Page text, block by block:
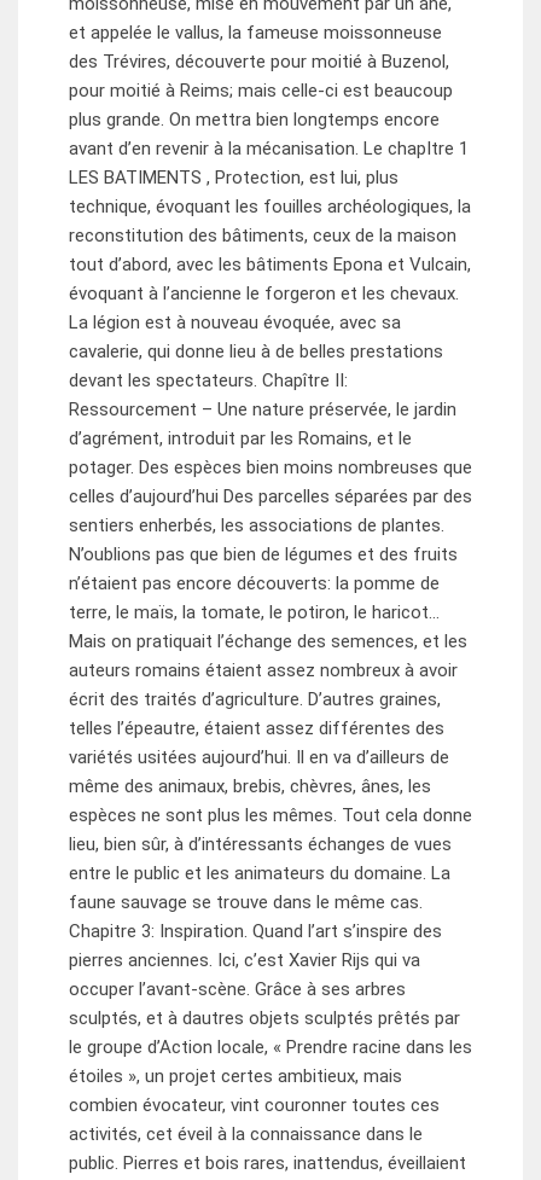
et appelée le vallus, la fameuse moissonneuse
des Trévires, découverte pour moitié à Buzenol,
pour moitié à Reims; mais celle-ci est beaucoup
plus grande. On mettra bien longtemps encore
avant d’en revenir à la mécanisation. Le chapItre 1
LES BATIMENTS , Protection, est lui, plus
technique, évoquant les fouilles archéologiques, la
reconstitution des bâtiments, ceux de la maison
tout d’abord, avec les bâtiments Epona et Vulcain,
évoquant à l’ancienne le forgeron et les chevaux.
La légion est à nouveau évoquée, avec sa
cavalerie, qui donne lieu à de belles prestations
devant les spectateurs. Chapître II:
Ressourcement – Une nature préservée, le jardin
d’agrément, introduit par les Romains, et le
potager. Des espèces bien moins nombreuses que
celles d’aujourd’hui Des parcelles séparées par des
sentiers enherbés, les associations de plantes.
N’oublions pas que bien de légumes et des fruits
n’étaient pas encore découverts: la pomme de
terre, le maïs, la tomate, le potiron, le haricot…
Mais on pratiquait l’échange des semences, et les
auteurs romains étaient assez nombreux à avoir
écrit des traités d’agriculture. D’autres graines,
telles l’épeautre, étaient assez différentes des
variétés usitées aujourd’hui. Il en va d’ailleurs de
même des animaux, brebis, chèvres, ânes, les
espèces ne sont plus les mêmes. Tout cela donne
lieu, bien sûr, à d’intéressants échanges de vues
entre le public et les animateurs du domaine. La
faune sauvage se trouve dans le même cas.
Chapitre 3: Inspiration. Quand l’art s’inspire des
pierres anciennes. Ici, c’est Xavier Rijs qui va
occuper l’avant-scène. Grâce à ses arbres
sculptés, et à dautres objets sculptés prêtés par
le groupe d’Action locale, « Prendre racine dans les
étoiles », un projet certes ambitieux, mais
combien évocateur, vint couronner toutes ces
activités, cet éveil à la connaissance dans le
public. Pierres et bois rares, inattendus, éveillaient